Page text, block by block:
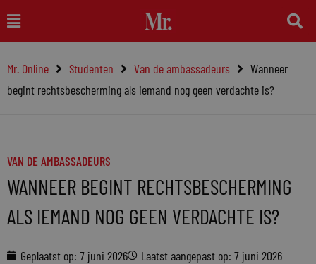
naar
inhoud
Main
Menu
Mr. Online Studenten Van de ambassadeurs
Wanneer
begint rechtsbescherming als iemand nog geen verdachte is?
VAN DE AMBASSADEURS
WANNEER BEGINT RECHTSBESCHERMING
ALS IEMAND NOG GEEN VERDACHTE IS?
Geplaatst op: 7 juni 2026 Laatst aangepast op: 7 juni 2026